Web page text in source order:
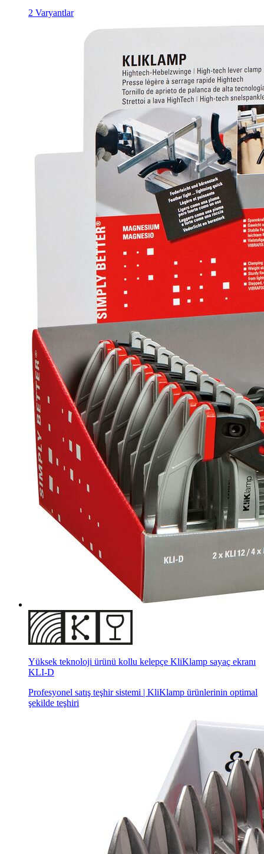
2 Varyantlar
Yüksek teknoloji ürünü kollu kelepçe KliKlamp sayaç ekranı
KLI-D
Profesyonel satış teşhir sistemi | KliKlamp ürünlerinin optimal
şekilde teşhiri